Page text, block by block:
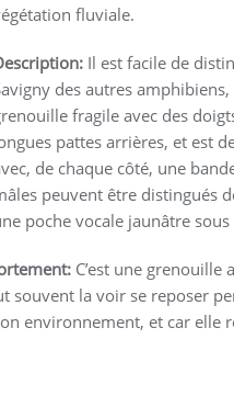
fluviale.
Il est facile de
des autres amphibiens,
fragile avec des
pattes arrières, et est
de chaque côté, une
peuvent être distingués
poche vocale jaunâtre
C’est une grenouille
souvent la voir se reposer
environnement, et car elle